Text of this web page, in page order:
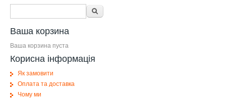
Форма поиска
Ваша корзина
Ваша корзина пуста
Корисна інформація
Як замовити
Оплата та доставка
Чому ми